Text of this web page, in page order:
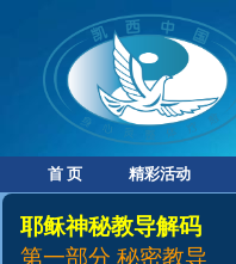
首 页 精彩活动
耶稣神秘教导解码
第一部分 秘密教导